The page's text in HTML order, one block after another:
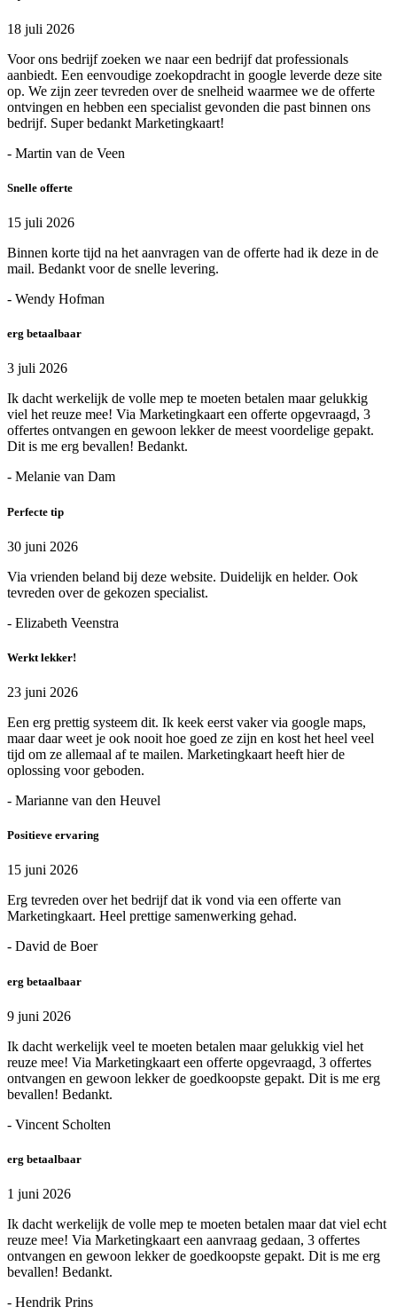
18 juli 2026
Voor ons bedrijf zoeken we naar een bedrijf dat professionals
aanbiedt. Een eenvoudige zoekopdracht in google leverde deze site
op. We zijn zeer tevreden over de snelheid waarmee we de offerte
ontvingen en hebben een specialist gevonden die past binnen ons
bedrijf. Super bedankt Marketingkaart!
- Martin van de Veen
Snelle offerte
15 juli 2026
Binnen korte tijd na het aanvragen van de offerte had ik deze in de
mail. Bedankt voor de snelle levering.
- Wendy Hofman
erg betaalbaar
3 juli 2026
Ik dacht werkelijk de volle mep te moeten betalen maar gelukkig
viel het reuze mee! Via Marketingkaart een offerte opgevraagd, 3
offertes ontvangen en gewoon lekker de meest voordelige gepakt.
Dit is me erg bevallen! Bedankt.
- Melanie van Dam
Perfecte tip
30 juni 2026
Via vrienden beland bij deze website. Duidelijk en helder. Ook
tevreden over de gekozen specialist.
- Elizabeth Veenstra
Werkt lekker!
23 juni 2026
Een erg prettig systeem dit. Ik keek eerst vaker via google maps,
maar daar weet je ook nooit hoe goed ze zijn en kost het heel veel
tijd om ze allemaal af te mailen. Marketingkaart heeft hier de
oplossing voor geboden.
- Marianne van den Heuvel
Positieve ervaring
15 juni 2026
Erg tevreden over het bedrijf dat ik vond via een offerte van
Marketingkaart. Heel prettige samenwerking gehad.
- David de Boer
erg betaalbaar
9 juni 2026
Ik dacht werkelijk veel te moeten betalen maar gelukkig viel het
reuze mee! Via Marketingkaart een offerte opgevraagd, 3 offertes
ontvangen en gewoon lekker de goedkoopste gepakt. Dit is me erg
bevallen! Bedankt.
- Vincent Scholten
erg betaalbaar
1 juni 2026
Ik dacht werkelijk de volle mep te moeten betalen maar dat viel echt
reuze mee! Via Marketingkaart een aanvraag gedaan, 3 offertes
ontvangen en gewoon lekker de goedkoopste gepakt. Dit is me erg
bevallen! Bedankt.
- Hendrik Prins